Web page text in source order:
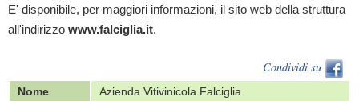
E' disponibile, per maggiori informazioni, il sito web della struttura
all'indirizzo www.falciglia.it.
Condividi su
Nome
Azienda Vitivinicola Falciglia